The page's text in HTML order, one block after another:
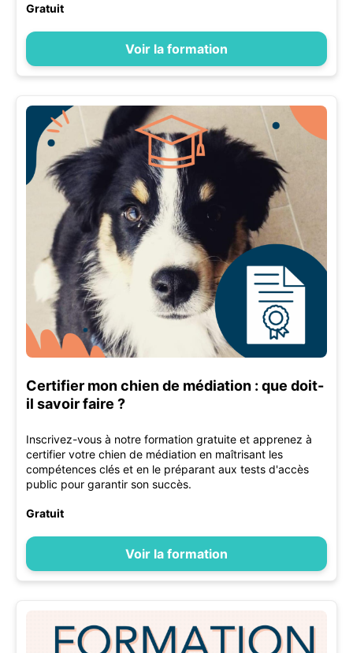
Gratuit
Voir la formation
Certifier mon chien de médiation : que doit-
il savoir faire ?
Inscrivez-vous à notre formation gratuite et apprenez à
certifier votre chien de médiation en maîtrisant les
compétences clés et en le préparant aux tests d'accès
public pour garantir son succès.
Gratuit
Voir la formation